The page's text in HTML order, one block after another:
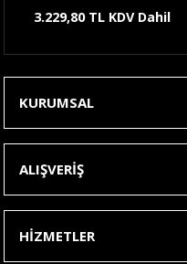
3.229,80 TL KDV Dahil
KURUMSAL
ALIŞVERİŞ
HİZMETLER